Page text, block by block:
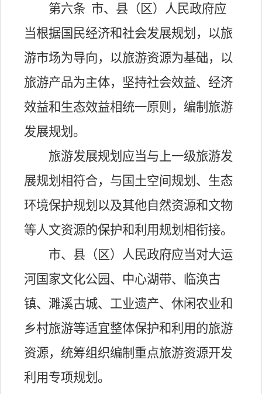
第六条 市、县（区）人民政府应
当根据国民经济和社会发展规划，以旅
游市场为导向，以旅游资源为基础，以
旅游产品为主体，坚持社会效益、经济
效益和生态效益相统一原则，编制旅游
发展规划。
旅游发展规划应当与上一级旅游发
展规划相符合，与国土空间规划、生态
环境保护规划以及其他自然资源和文物
等人文资源的保护和利用规划相衔接。
市、县（区）人民政府应当对大运
河国家文化公园、中心湖带、临涣古
镇、濉溪古城、工业遗产、休闲农业和
乡村旅游等适宜整体保护和利用的旅游
资源，统筹组织编制重点旅游资源开发
利用专项规划。